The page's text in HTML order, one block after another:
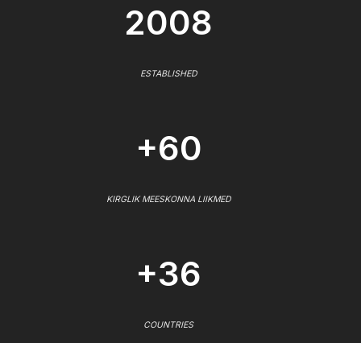
2008
ESTABLISHED
+60
KIRGLIK MEESKONNA LIIKMED
+36
COUNTRIES